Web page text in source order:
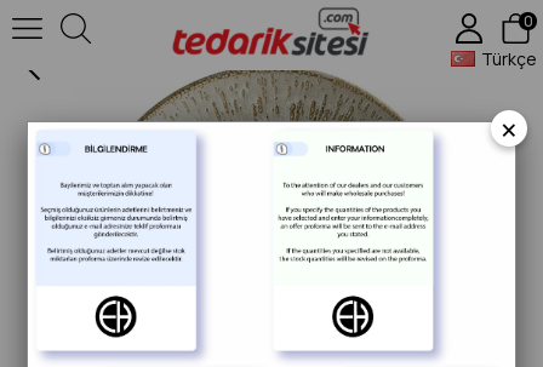
Türkçe
0
Sand Snell Gourmet Çukur Tabak 27 cm 400 cc
×